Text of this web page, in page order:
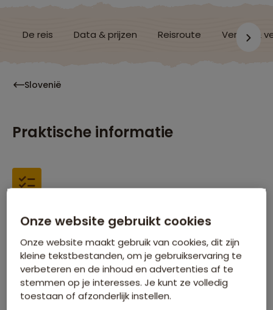
De reis Data & prijzen Reisroute Verblijf &
Slovenië
Praktische informatie
Inbegrepen in de reissom
Financiën
Onze website gebruikt cookies
Onze website maakt gebruik van cookies, dit zijn
kleine tekstbestanden, om je gebruikservaring te
verbeteren en de inhoud en advertenties af te
stemmen op je interesses. Je kunt ze volledig
toestaan of afzonderlijk instellen.